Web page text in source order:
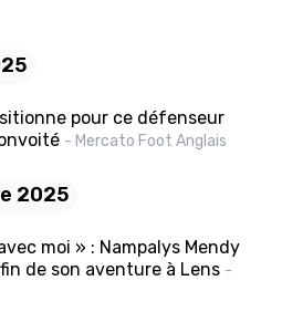
pour ce défenseur
- Mercato Foot Anglais
2025
moi » : Nampalys Mendy
de son aventure à Lens -